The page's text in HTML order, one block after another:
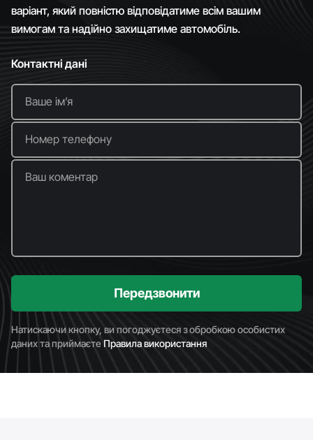
варіант, який повністю відповідатиме всім вашим
вимогам та надійно захищатиме автомобіль.
Контактні дані
Ваше імʼя
Номер телефону
Ваш коментар
Передзвонити
Натискаючи кнопку, ви погоджуєтеся з обробкою особистих
даних та приймаєтеПравила використання